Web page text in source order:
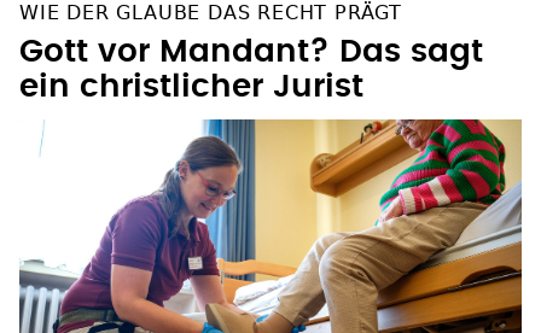
WIE DER GLAUBE DAS RECHT PRÄGT
Gott vor Mandant? Das sagt
ein christlicher Jurist